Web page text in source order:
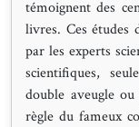
témoignent des
livres. Ces études
par les experts
scientifiques,
double aveugle
règle du fameux